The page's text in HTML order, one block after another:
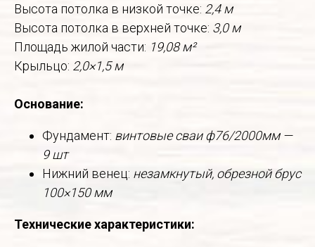
Высота потолка в низкой точке: 2,4 м
Высота потолка в верхней точке: 3,0 м
Площадь жилой части: 19,08 м²
Крыльцо: 2,0×1,5 м
Основание:
Фундамент: винтовые сваи ф76/2000мм —
9 шт
Нижний венец: незамкнутый, обрезной брус
100×150 мм
Технические характеристики: